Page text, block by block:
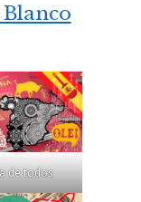
de todos